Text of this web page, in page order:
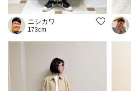
ニシカワ
173cm